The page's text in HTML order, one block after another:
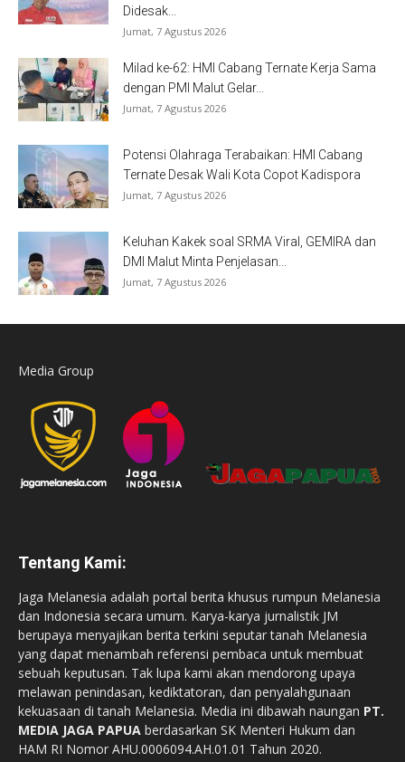
Didesak...
Jumat, 7 Agustus 2026
Milad ke-62: HMI Cabang Ternate Kerja Sama
dengan PMI Malut Gelar...
Jumat, 7 Agustus 2026
Potensi Olahraga Terabaikan: HMI Cabang
Ternate Desak Wali Kota Copot Kadispora
Jumat, 7 Agustus 2026
Keluhan Kakek soal SRMA Viral, GEMIRA dan
DMI Malut Minta Penjelasan...
Jumat, 7 Agustus 2026
Media Group
Tentang Kami:
Jaga Melanesia adalah portal berita khusus rumpun Melanesia
dan Indonesia secara umum. Karya-karya jurnalistik JM
berupaya menyajikan berita terkini seputar tanah Melanesia
yang dapat menambah referensi pembaca untuk membuat
sebuah keputusan. Tak lupa kami akan mendorong upaya
melawan penindasan, kediktatoran, dan penyalahgunaan
kekuasaan di tanah Melanesia. Media ini dibawah naungan PT.
MEDIA JAGA PAPUA berdasarkan SK Menteri Hukum dan
HAM RI Nomor AHU.0006094.AH.01.01 Tahun 2020.